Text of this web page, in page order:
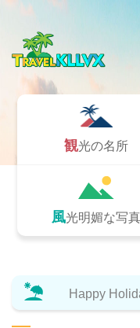
観光の名所
風光明媚な写真
Happy